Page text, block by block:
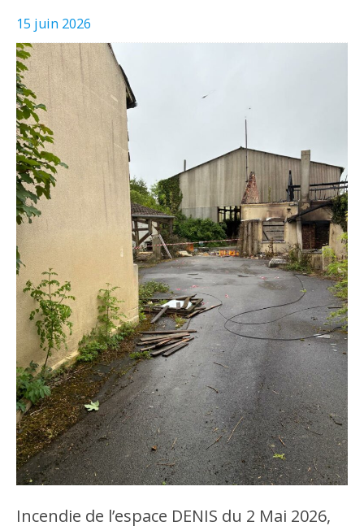
15 juin 2026
Incendie de l’espace DENIS du 2 Mai 2026,